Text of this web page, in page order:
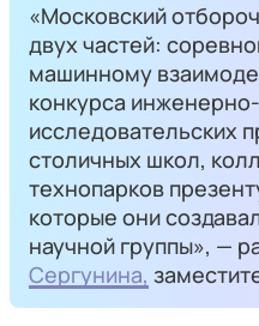
«Московский
двух частей:
машинному
конкурса
исследовательских
столичных школ,
технопарков
которые они
научной группы», —
Сергунина,